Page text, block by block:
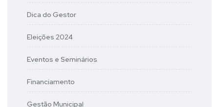
Dica do Gestor
Eleições 2024
Eventos e Seminários
Financiamento
Gestão Municipal